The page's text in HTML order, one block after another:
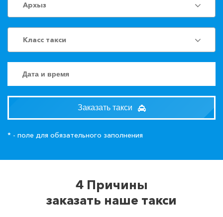
Архыз
Класс такси
Заказать такси
* - поле для обязательного заполнения
4 Причины
заказать наше такси